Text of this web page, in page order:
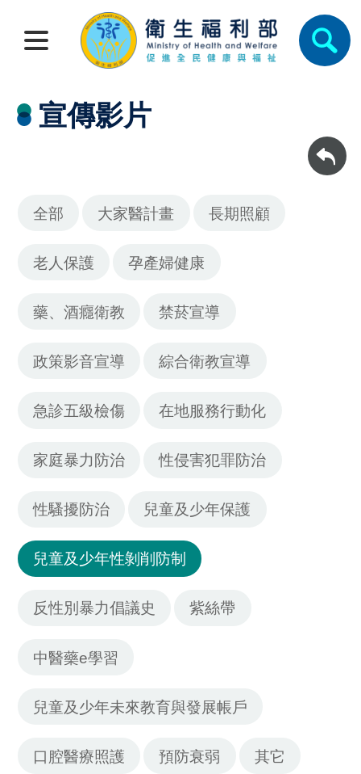
宣傳影片
回上一頁
全部 大家醫計畫 長期照顧
老人保護 孕產婦健康
藥、酒癮衛教 禁菸宣導
政策影音宣導 綜合衛教宣導
急診五級檢傷 在地服務行動化
家庭暴力防治 性侵害犯罪防治
性騷擾防治 兒童及少年保護
兒童及少年性剝削防制
反性別暴力倡議史 紫絲帶
中醫藥e學習
兒童及少年未來教育與發展帳戶
口腔醫療照護 預防衰弱 其它